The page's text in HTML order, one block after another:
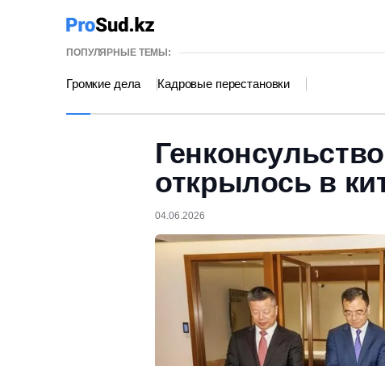
ПОПУЛЯРНЫЕ ТЕМЫ:
Громкие дела Кадровые перестановки
открылось в
04.06.2026